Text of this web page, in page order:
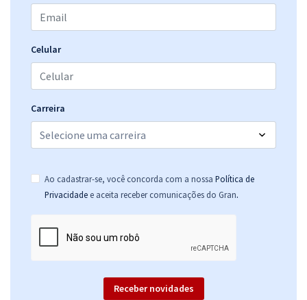
Celular
Carreira
Ao cadastrar-se, você concorda com a nossa Política de
Privacidade e aceita receber comunicações do Gran.
Receber novidades